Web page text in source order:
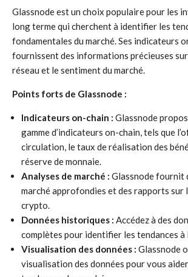
Glassnode est un choix populaire pour les
long terme qui cherchent à identifier les
fondamentales du marché. Ses indicateurs
fournissent des informations précieuses
réseau et le sentiment du marché.
Points forts de Glassnode :
Indicateurs on-chain : Glassnode
gamme d’indicateurs on-chain, tels que
circulation, le taux de réalisation des
réserve de monnaie.
Analyses de marché : Glassnode fournit
marché approfondies et des rapports sur
crypto.
Données historiques : Accédez à des
complètes pour identifier les tendances à
Visualisation des données : Glassnode
visualisation des données pour vous